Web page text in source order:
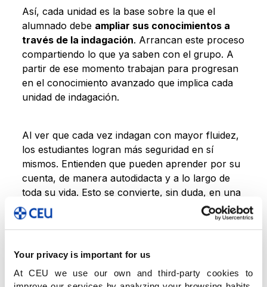
Your privacy is important for us
At CEU we use our own and third-party cookies to
Así, cada unidad es la base sobre la que el
alumnado debe ampliar sus conocimientos a
través de la indagación. Arrancan este proceso
compartiendo lo que ya saben con el grupo. A
partir de ese momento trabajan para progresan
en el conocimiento avanzado que implica cada
unidad de indagación.
Al ver que cada vez indagan con mayor fluidez,
los estudiantes logran más seguridad en sí
mismos. Entienden que pueden aprender por su
cuenta, de manera autodidacta y a lo largo de
toda su vida. Esto se convierte, sin duda, en una
gran ventaja para su futuro académico y
profesional. Para estimularles, les retamos a
distintas asignaturas no solo en clase, también
en la familia y su entorno más cercano de
amigos.